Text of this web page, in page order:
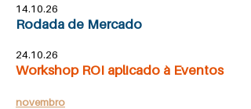
14.10.26
Rodada de Mercado
24.10.26
Workshop ROI aplicado à Eventos
novembro